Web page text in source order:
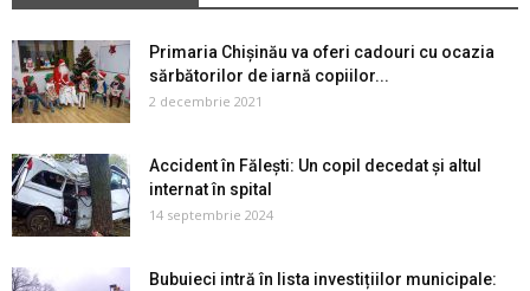
Primaria Chișinău va oferi cadouri cu ocazia
sărbătorilor de iarnă copiilor...
2 decembrie 2021
Accident în Fălești: Un copil decedat și altul
internat în spital
14 septembrie 2024
Bubuieci intră în lista investițiilor municipale: